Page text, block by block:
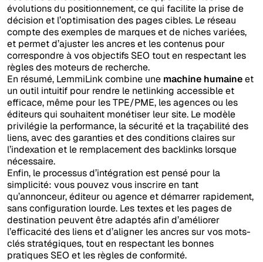
évolutions du positionnement, ce qui facilite la prise de
décision et l’optimisation des pages cibles. Le réseau
compte des exemples de marques et de niches variées,
et permet d’ajuster les ancres et les contenus pour
correspondre à vos objectifs SEO tout en respectant les
règles des moteurs de recherche.
En résumé, LemmiLink combine une machine humaineet
un outil intuitif pour rendre le netlinking accessible et
efficace, même pour les TPE/PME, les agences ou les
éditeurs qui souhaitent monétiser leur site. Le modèle
privilégie la performance, la sécurité et la traçabilité des
liens, avec des garanties et des conditions claires sur
l’indexation et le remplacement des backlinks lorsque
nécessaire.
Enfin, le processus d’intégration est pensé pour la
simplicité: vous pouvez vous inscrire en tant
qu’annonceur, éditeur ou agence et démarrer rapidement,
sans configuration lourde. Les textes et les pages de
destination peuvent être adaptés afin d’améliorer
l’efficacité des liens et d’aligner les ancres sur vos mots-
clés stratégiques, tout en respectant les bonnes
pratiques SEO et les règles de conformité.